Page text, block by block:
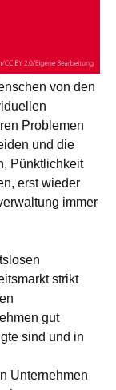
von den
Problemen
und die
Pünktlichkeit
erst wieder
immer
strikt
gut
sind und in
Unternehmen